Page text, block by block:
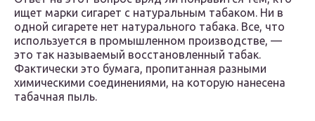
ищет марки сигарет с натуральным табаком. Ни в
одной сигарете нет натурального табака. Все, что
используется в промышленном производстве, —
это так называемый восстановленный табак.
Фактически это бумага, пропитанная разными
химическими соединениями, на которую нанесена
табачная пыль.